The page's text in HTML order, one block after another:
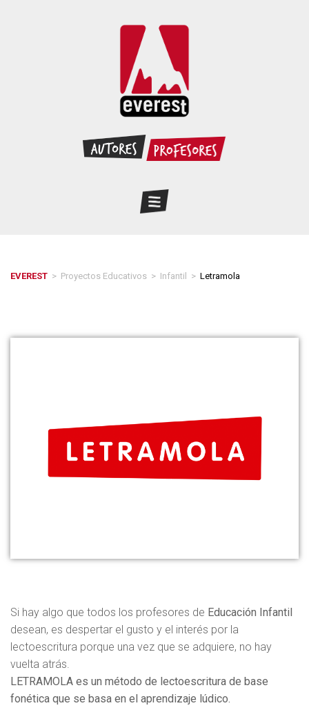
EVEREST > Proyectos Educativos > Infantil > Letramola
Si hay algo que todos los profesores de Educación Infantil
desean, es despertar el gusto y el interés por la
lectoescritura porque una vez que se adquiere, no hay
vuelta atrás.
LETRAMOLA es un método de lectoescritura de base
fonética que se basa en el aprendizaje lúdico.